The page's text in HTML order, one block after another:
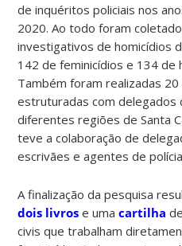
de inquéritos policiais nos
2020. Ao todo foram
investigativos de homicídios
142 de feminicídios e 134 de
Também foram realizadas
estruturadas com delegados
diferentes regiões de Santa
teve a colaboração de
escrivães e agentes de
A finalização da pesquisa
dois livros e umacartilha
civis que trabalham